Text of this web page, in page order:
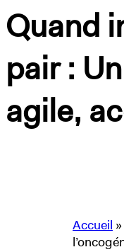
Quand
pair :
agile,
Accueil »